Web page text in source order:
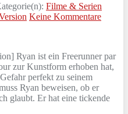
Filme & Serien
Keine Kommentare
Ryan ist ein Freerunner par
zur Kunstform erhoben hat,
perfekt zu seinem
Ryan beweisen, ob er
glaubt. Er hat eine tickende